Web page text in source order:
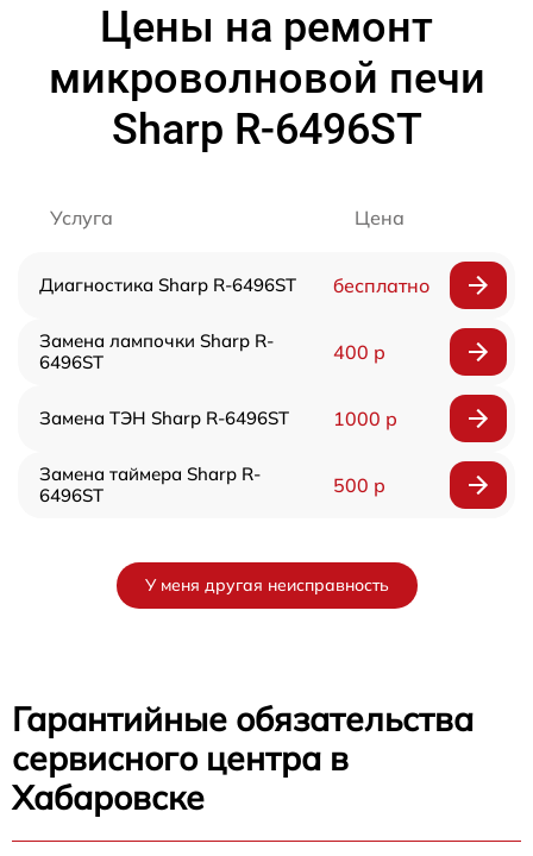
Цены на ремонт
микроволновой печи
Sharp R-6496ST
Услуга Цена
Диагностика Sharp R-6496ST бесплатно
Замена лампочки Sharp R-
6496ST
400 р
Замена ТЭН Sharp R-6496ST 1000 р
Замена таймера Sharp R-
6496ST
500 р
У меня другая неисправность
Гарантийные обязательства
сервисного центра в
Хабаровске